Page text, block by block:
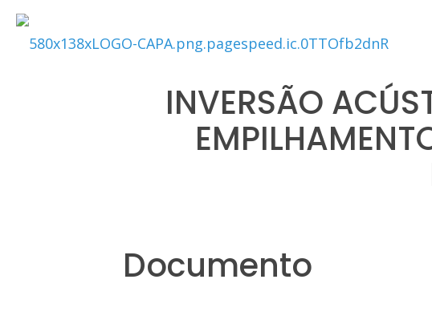
INVERSÃO
Documento